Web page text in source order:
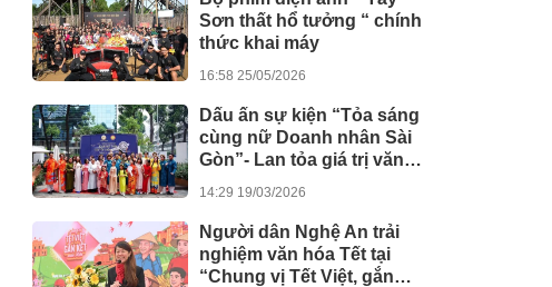
Sơn thất hổ tưởng “ chính
thức khai máy
16:58 25/05/2026
Dấu ấn sự kiện “Tỏa sáng
cùng nữ Doanh nhân Sài
Gòn”- Lan tỏa giá trị văn
Chính phủ
14:29 19/03/2026
Người dân Nghệ An trải
nghiệm văn hóa Tết tại
“Chung vị Tết Việt, gắn